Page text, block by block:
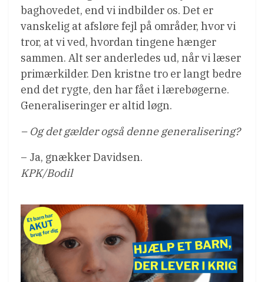
baghovedet, end vi indbilder os. Det er
vanskelig at afsløre fejl på områder, hvor vi
tror, at vi ved, hvordan tingene hænger
sammen. Alt ser anderledes ud, når vi læser
primærkilder. Den kristne tro er langt bedre
end det rygte, den har fået i lærebøgerne.
Generaliseringer er altid løgn.
– Og det gælder også denne generalisering?
– Ja, gnækker Davidsen.
KPK/Bodil